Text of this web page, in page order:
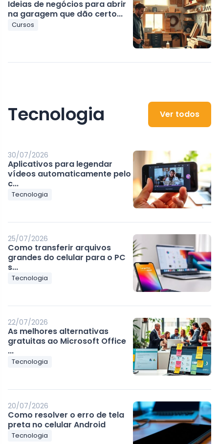
Ideias de negócios para abrir
na garagem que dão certo...
Cursos
Tecnologia Ver todos
30/07/2026
Aplicativos para legendar
vídeos automaticamente pelo
c...
Tecnologia
25/07/2026
Como transferir arquivos
grandes do celular para o PC
s...
Tecnologia
22/07/2026
As melhores alternativas
gratuitas ao Microsoft Office
...
Tecnologia
20/07/2026
Como resolver o erro de tela
preta no celular Android
Tecnologia